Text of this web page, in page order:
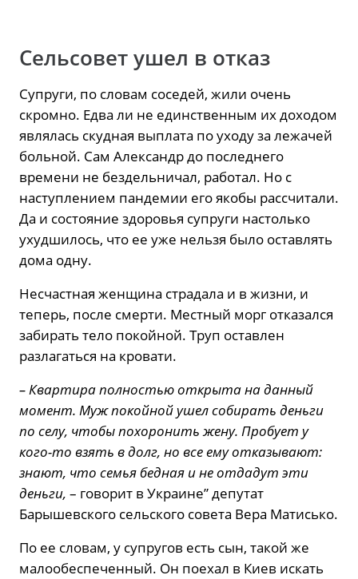
Сельсовет ушел в отказ
Супруги, по словам соседей, жили очень
скромно. Едва ли не единственным их доходом
являлась скудная выплата по уходу за лежачей
больной. Сам Александр до последнего
времени не бездельничал, работал. Но с
наступлением пандемии его якобы рассчитали.
Да и состояние здоровья супруги настолько
ухудшилось, что ее уже нельзя было оставлять
дома одну.
Несчастная женщина страдала и в жизни, и
теперь, после смерти. Местный морг отказался
забирать тело покойной. Труп оставлен
разлагаться на кровати.
– Квартира полностью открыта на данный
момент. Муж покойной ушел собирать деньги
по селу, чтобы похоронить жену. Пробует у
кого-то взять в долг, но все ему отказывают:
знают, что семья бедная и не отдадут эти
деньги, – говорит в Украине” депутат
Барышевского сельского совета Вера Матисько.
По ее словам, у супругов есть сын, такой же
малообеспеченный. Он поехал в Киев искать